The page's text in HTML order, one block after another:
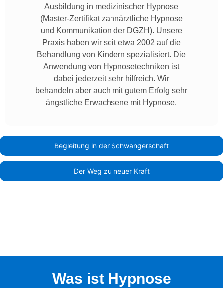
Begleitung in der Schwangerschaft
Der Weg zu neuer Kraft
Ausbildung in medizinischer Hypnose
(Master-Zertifikat zahnärztliche Hypnose
und Kommunikation der DGZH). Unsere
Praxis haben wir seit etwa 2002 auf die
Behandlung von Kindern spezialisiert. Die
Anwendung von Hypnosetechniken ist
dabei jederzeit sehr hilfreich. Wir
behandeln aber auch mit gutem Erfolg sehr
ängstliche Erwachsene mit Hypnose.
Was ist Hypnose